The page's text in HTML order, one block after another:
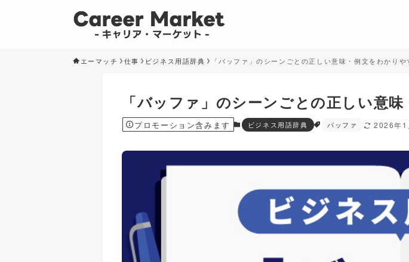
エーマッチ 仕事 ビジネス用語辞典 「バッファ」のシーンごとの正しい意味・例文をわかりや
「バッファ」のシーンごとの正しい意
プロモーション含みます ビジネス用語辞典 バッファ 2026年1